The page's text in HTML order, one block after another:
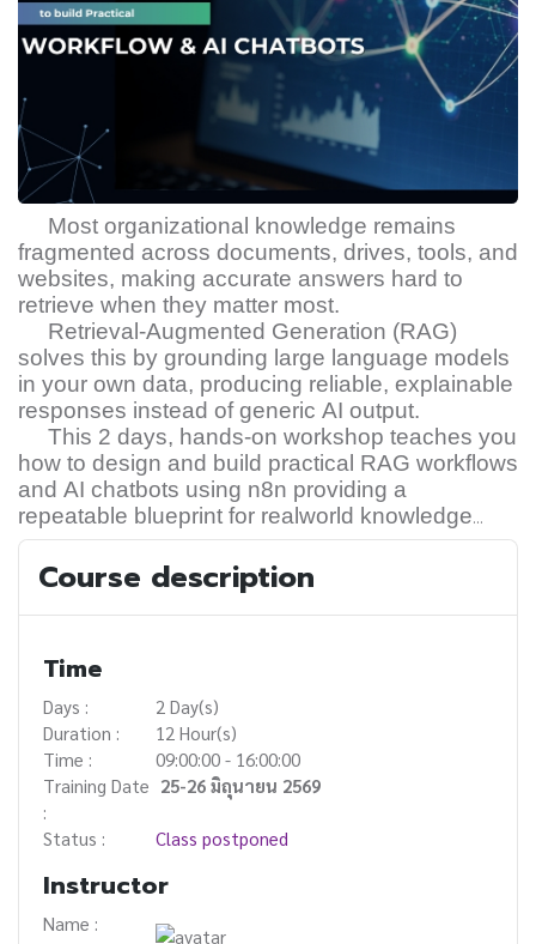
Most organizational knowledge remains
fragmented across documents, drives, tools, and
websites, making accurate answers hard to
retrieve when they matter most.
Retrieval-Augmented Generation (RAG)
solves this by grounding large language models
in your own data, producing reliable, explainable
responses instead of generic AI output.
This 2 days, hands-on workshop teaches you
how to design and build practical RAG workflows
and AI chatbots using n8n providing a
repeatable blueprint for realworld knowledge
systems that teams can deploy and maintain
with confidence.
Course description
Time
Days :
2 Day(s)
Duration :
12 Hour(s)
Time :
09:00:00 - 16:00:00
Training Date
:
25-26 มิถุนายน 2569
Status : Class postponed
Instructor
Name :